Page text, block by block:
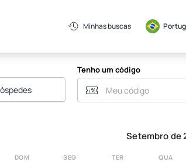
Minhas buscas
Tenho um código
Setembro de
DOM SEG TER QUA